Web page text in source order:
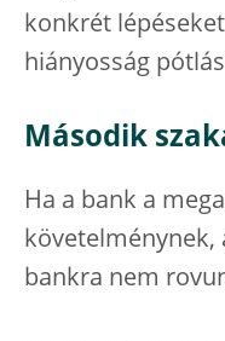
konkrét
hiányosság
Második
Ha a bank a
követelménynek,
bankra nem